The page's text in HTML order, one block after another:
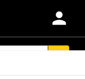
person